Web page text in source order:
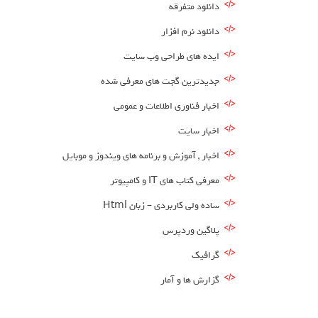
دانلود متفرقه
دانلود نرم افزار
ایده های طراحی وب سایت
جدیدترین گجت های معرفی شده
اخبار فناوری اطلاعات و عمومی
اخبار سایت
اخبار , آموزش و برنامه های ویندوز و موبایل
معرفی کتاب های IT و کامپیوتر
ساده ولی کاربردی – زبان Html
پلاگین وردپرس
گرافیک
گزارش ها و آمار